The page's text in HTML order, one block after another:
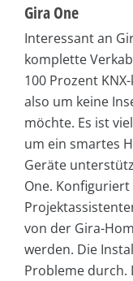
Gira One
Interessant an
komplette
100 Prozent
also um keine
möchte. Es ist
um ein smartes
Geräte
One.
von der Gira-
werden. Die
Probleme durch.